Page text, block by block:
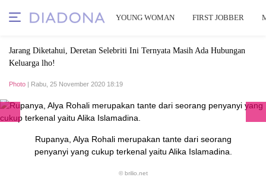
YOUNG WOMAN FIRST JOBBER
Jarang Diketahui, Deretan Selebriti Ini Ternyata Masih Ada Hubungan
Keluarga lho!
Photo | Rabu, 25 November 2020 18:19
Rupanya, Alya Rohali merupakan tante dari seorang
penyanyi yang cukup terkenal yaitu Alika Islamadina.
© brilio.net